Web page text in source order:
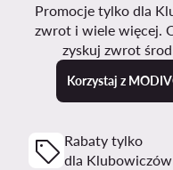
Promocje tylko dla
zwrot i wiele więcej.
zyskuj zwrot
Korzystaj z
Rabaty tylko
dla Klubowiczów